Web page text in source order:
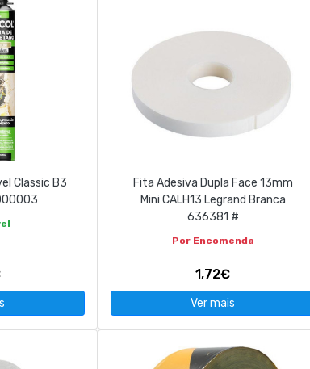
Classic B3
Fita Adesiva Dupla Face 13mm
Mini CALH13 Legrand Branca
636381 #
Por Encomenda
1,72€
Ver mais